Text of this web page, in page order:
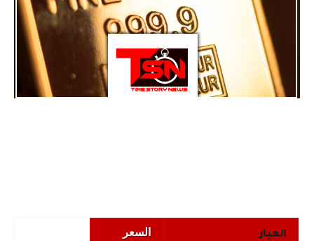
العيار السعر